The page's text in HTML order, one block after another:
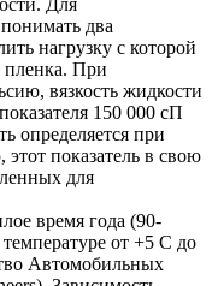
Для
два
нагрузку с которой
пленка. При
вязкость жидкости
150 000 сП
определяется при
показатель в свою
для
время года (90-
от +5 С до
Автомобильных